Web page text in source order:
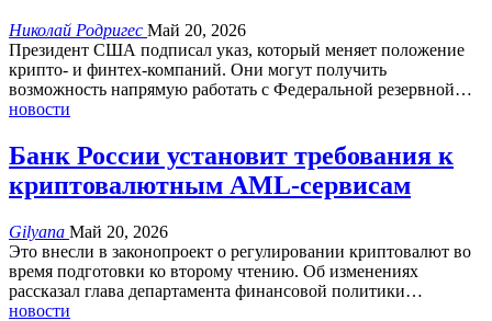
Николай Родригес Май 20, 2026
Президент США подписал указ, который меняет положение
крипто- и финтех-компаний. Они могут получить
возможность напрямую работать с Федеральной резервной…
новости
Банк России установит требования к
криптовалютным AML-сервисам
Gilyana Май 20, 2026
Это внесли в законопроект о регулировании криптовалют во
время подготовки ко второму чтению. Об изменениях
рассказал глава департамента финансовой политики…
новости